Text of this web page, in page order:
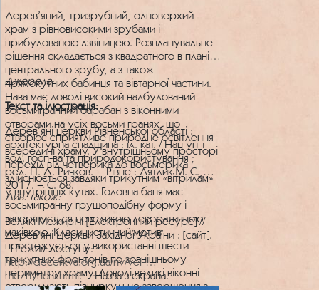
Дерев’яний, тризрубний, одноверхий
храм з рівновисокими зрубами і
прибудованою дзвіницею. Розпланувальне
рішення складається з квадратного в плані
центрального зрубу, а з також
прямокутних бабинця та вівтарної частини.
Нава має доволі високий надбудований
восьмигранний барабан з віконними
отворами на усіх восьми гранях, що
створює сприятливе природне освітлення
всередині храму. У внутрішньому просторі
перехід від четверика до восьмерика
здійснюється завдяки трикутним «вітрилам»
у внутрішніх кутах. Головна баня має
восьмигранну грушоподібну форму і
завершується невеликою декоративною
маківкою. Класицистичний мотив
простежується у використанні шести
трикутних фронтонів по зовнішньому
периметру храму. Доволі великі віконні
отвори мають півциркульне завершення з
Джерела:
Текст та ілюстрація:
Дерев’яні церкви Рівненської області :
архітектурна спадщина : іл. кат. / Нац ун-т
вод. госп-ва та природокористування ;
ред. П. А. Ричков. – Рівне : Дятлик М. С.,
2017. – C. 68.
Див. також:
Великі Межирічі [Електронний ресурс] //
Дерев’яні Церкви Західної України : [сайт].
– Режим доступу:
http://decerkva.org.ua/riv/vel-
mezhyrichi.html. – Назва з екрана.